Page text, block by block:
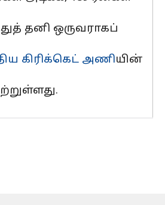
தனி ஒருவராகப்
கிரிக்கெட் அணியின்